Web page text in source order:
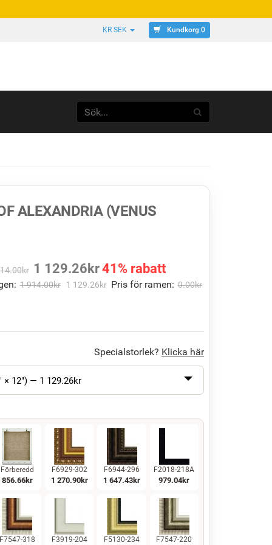
KR SEK Kundkorg 0
ALEXANDRIA (VENUS
kr 1 129.26 kr41% rabatt
1 914.00kr 1 129.26kr Pris för ramen: 0.00kr
Specialstorlek? Klicka här
× 12") — 1 129.26kr
Förberedd
856.66kr
F6929-302
1 270.90kr
F6944-296
1 647.43kr
F2018-218A
979.04kr
F7547-318 F3919-204 F5130-234 F7547-220